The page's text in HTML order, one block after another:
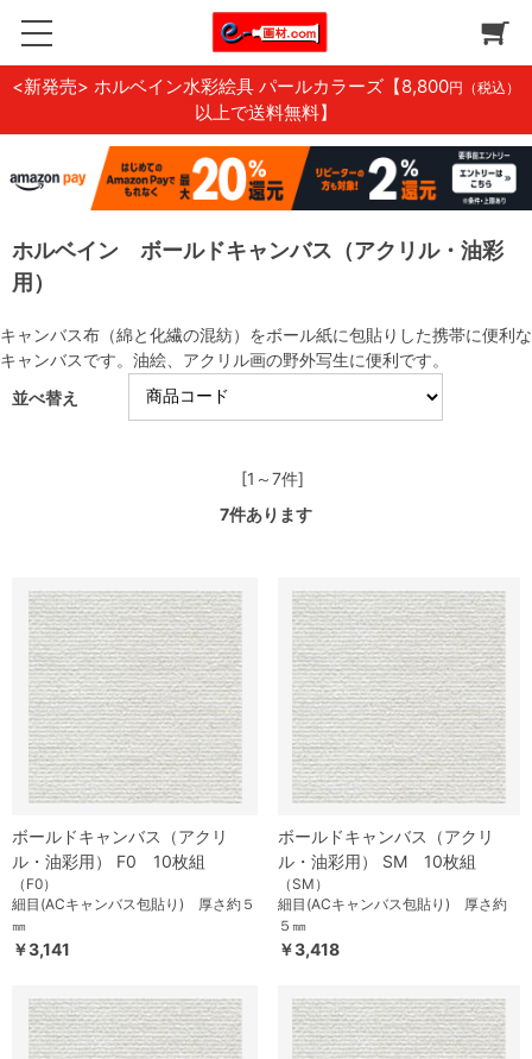
<新発売> ホルベイン水彩絵具 パールカラーズ 【8,800円（税込）
以上で送料無料】
ホルベイン ボールドキャンバス（アクリル・油彩
用）
キャンバス布（綿と化繊の混紡）をボール紙に包貼りした携帯に便利な
キャンバスです。油絵、アクリル画の野外写生に便利です。
並べ替え
[1～7件]
7件あります
ボールドキャンバス（アクリ
ル・油彩用） F0 10枚組
（F0）
細目(ACキャンバス包貼り) 厚さ約５
㎜
￥3,141
ボールドキャンバス（アクリ
ル・油彩用） SM 10枚組
（SM）
細目(ACキャンバス包貼り) 厚さ約
５㎜
￥3,418